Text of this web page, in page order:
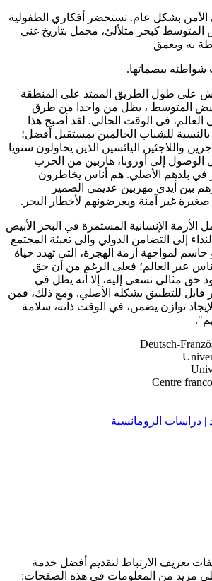
بشكل عام. تستحضر أفكاري الطفولية
المتوسط كبحر متلألئ، محمل بتاريخ غني
به وبعمق
ببصماتها.
على طول الطريق الممتد على المنطقة
المتوسط ، يظل من واحدا من طرق
العالم، في الوقت الحالي. لقد أصبح هذا
للشباب الحالمين بمستقبل أفضل؛
واللاجئين اليائسين الذين يحاولون سنويا
الوصول إلى أوروبا، هاربين من الحرب
في بلدهم الأصلي. هم أناس يخاطرون
بين أيدي مهربين عديمي الضمير
غير آمنة ويعرضونهم لأخطار البحر.
الأزمة الإنسانية المستمرة في البحر الأبيض
إلى التضامن الدولي والى تعبئة المجتمع
لمواجهة أزمة الهجرة، التي تهدد حياة
عبر العالم؛ فعلى الرغم من أن حق
حق مثالي نسعى إليه، إلا أنه يظل في
قابل للتطبيق بشكله الأصلي. ومع ذلك، فمن
توازن يضمن، في الوقت ذاته، سلامة
تعريف الارتباط لتقديم أفضل خدمة
مزيد من المعلومات في هذه الصفحات: